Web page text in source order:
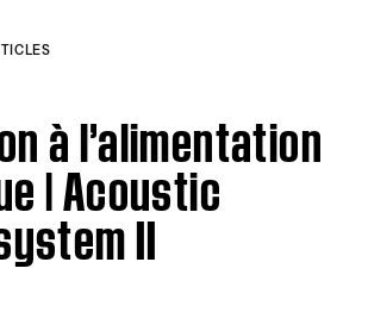
à l’alimentation
| Acoustic
II